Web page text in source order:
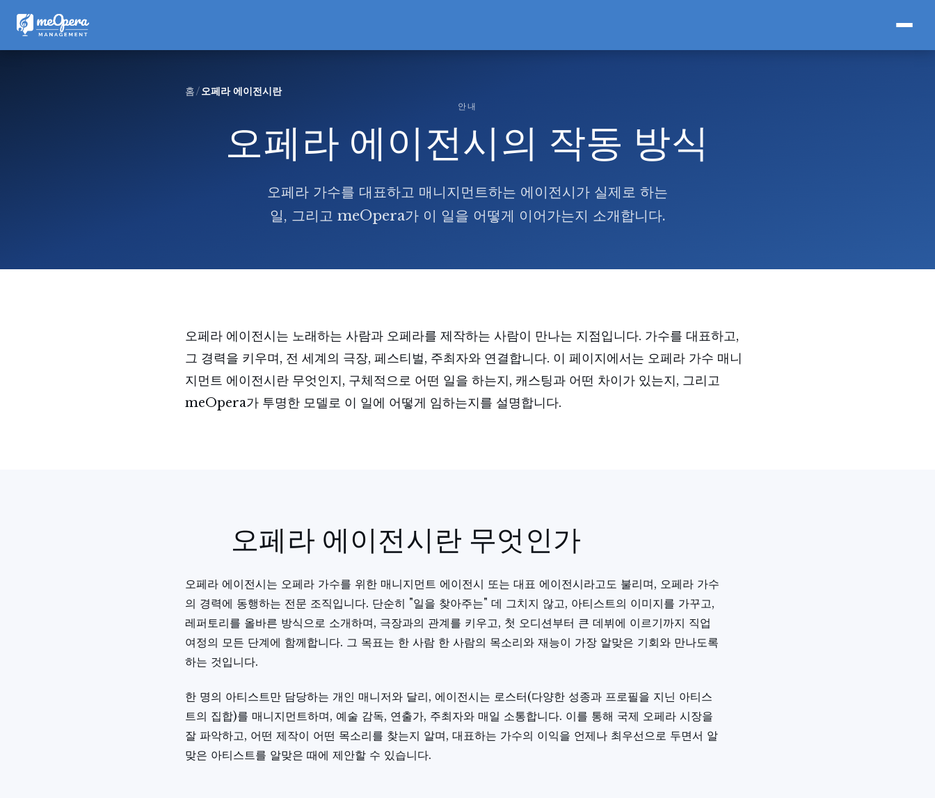
홈 오페라 에이전시란
안내
오페라 에이전시의 작동 방식
오페라 가수를 대표하고 매니지먼트하는 에이전시가 실제로 하는
일, 그리고 meOpera가 이 일을 어떻게 이어가는지 소개합니다.
오페라 에이전시는 노래하는 사람과 오페라를 제작하는 사람이 만나는 지점입니다. 가수를 대표하고,
그 경력을 키우며, 전 세계의 극장, 페스티벌, 주최자와 연결합니다. 이 페이지에서는 오페라 가수 매니
지먼트 에이전시란 무엇인지, 구체적으로 어떤 일을 하는지, 캐스팅과 어떤 차이가 있는지, 그리고
meOpera가 투명한 모델로 이 일에 어떻게 임하는지를 설명합니다.
오페라 에이전시란 무엇인가
오페라 에이전시는 오페라 가수를 위한 매니지먼트 에이전시 또는 대표 에이전시라고도 불리며, 오페라 가수
의 경력에 동행하는 전문 조직입니다. 단순히 "일을 찾아주는" 데 그치지 않고, 아티스트의 이미지를 가꾸고,
레퍼토리를 올바른 방식으로 소개하며, 극장과의 관계를 키우고, 첫 오디션부터 큰 데뷔에 이르기까지 직업
여정의 모든 단계에 함께합니다. 그 목표는 한 사람 한 사람의 목소리와 재능이 가장 알맞은 기회와 만나도록
하는 것입니다.
한 명의 아티스트만 담당하는 개인 매니저와 달리, 에이전시는 로스터(다양한 성종과 프로필을 지닌 아티스
트의 집합)를 매니지먼트하며, 예술 감독, 연출가, 주최자와 매일 소통합니다. 이를 통해 국제 오페라 시장을
잘 파악하고, 어떤 제작이 어떤 목소리를 찾는지 알며, 대표하는 가수의 이익을 언제나 최우선으로 두면서 알
맞은 아티스트를 알맞은 때에 제안할 수 있습니다.